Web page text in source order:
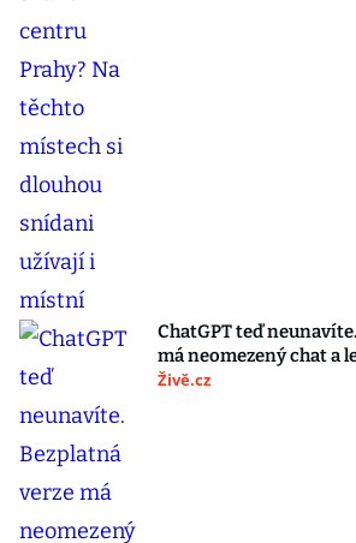
ChatGPT teď
má neomezený chat a
Živě.cz